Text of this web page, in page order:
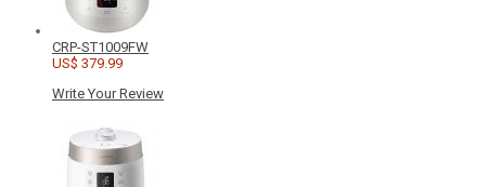
CRP-ST1009FW
US$ 379.99
Write Your Review